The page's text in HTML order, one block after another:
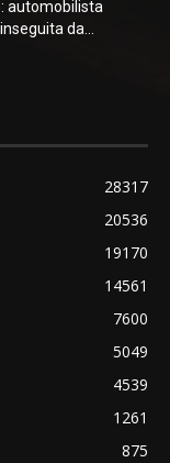
automobilista
da...
28317
20536
19170
14561
7600
5049
4539
1261
875